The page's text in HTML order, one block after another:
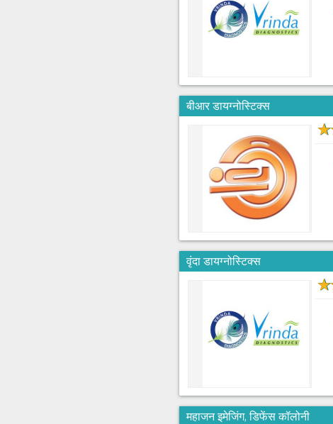
बीआर डायग्नोस्टिक्स
★
वृंदा डायग्नोस्टिक्स
★
महाजन इमेजिंग, डिफेंस कॉलोनी